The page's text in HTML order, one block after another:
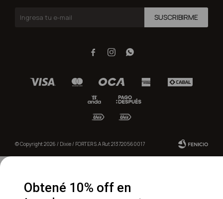
SUSCRIBIRME
  
© Copyright 2026 / Dixie / FORTER S.A Rut 213720560017
Obtené 10% off en